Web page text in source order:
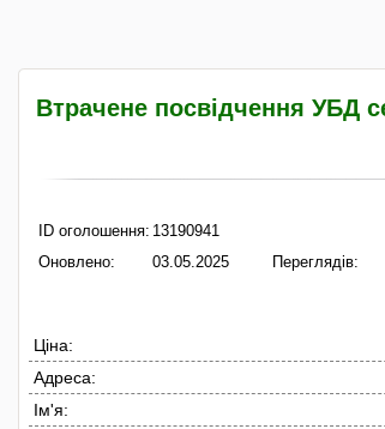
Втрачене посвідчення УБД
ID оголошення: 13190941
Оновлено:
03.05.2025 Переглядів:
Ціна:
Адреса:
Ім'я: